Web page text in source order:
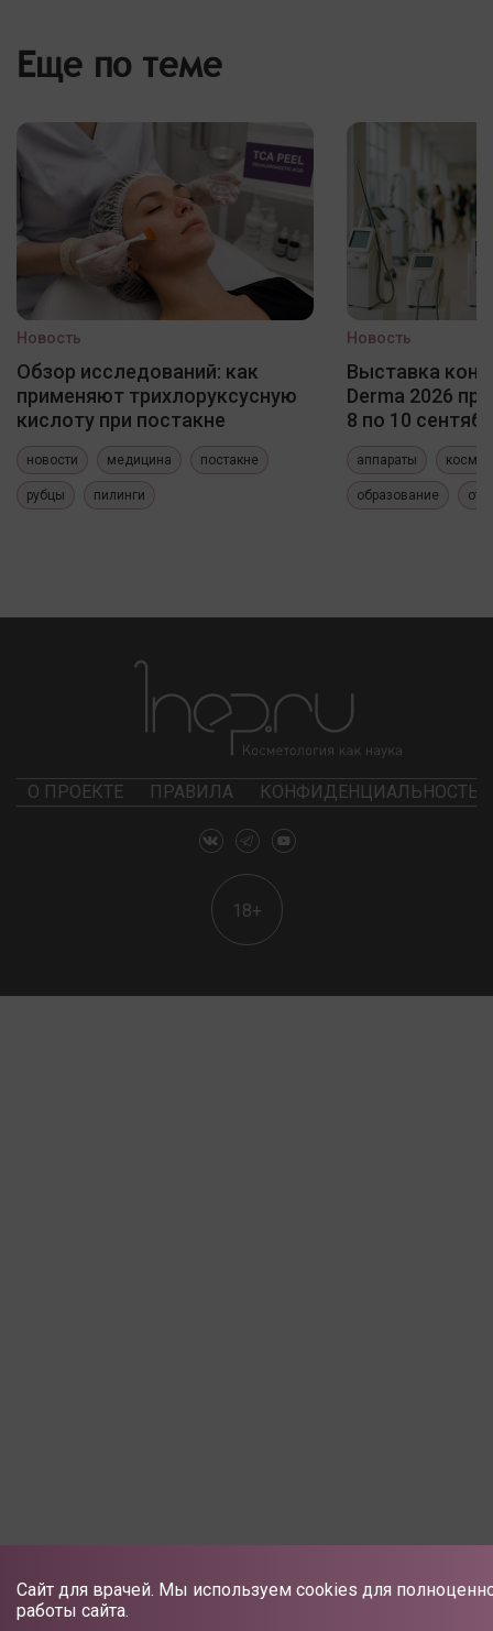
Сайт для врачей. Мы используем cookies для
работы сайта.
Еще по теме
Новость
Обзор исследований: как
применяют трихлоруксусную
кислоту при постакне
новости медицина постакне
рубцы пилинги
Новость
Выставка
Derma 2026
8 по 10
аппараты
образование
О ПРОЕКТЕ ПРАВИЛА КОНФИДЕНЦИАЛЬНОСТЬ
18+